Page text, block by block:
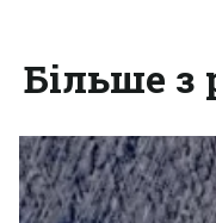
Більше з